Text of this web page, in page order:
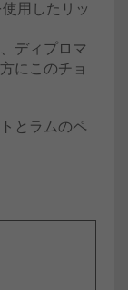
用したリッ
ディプロマ
にこのチョ
とラムのペ